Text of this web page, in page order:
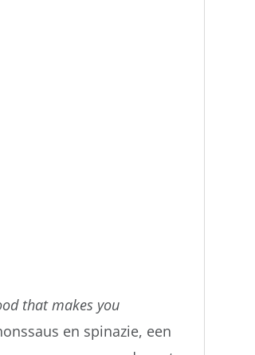
that makes you
en spinazie, een